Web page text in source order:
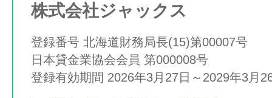
株式会社ジャックス
登録番号 北海道財務局長(15)第00007号
日本貸金業協会会員 第000008号
登録有効期間 2026年3月27日～2029年3月